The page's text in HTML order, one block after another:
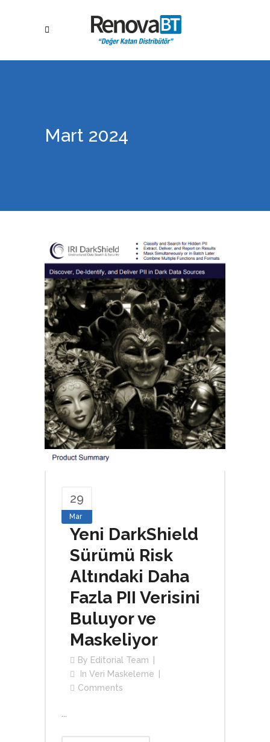
Mart 2024
29
Mar
Yeni DarkShield
Sürümü Risk
Altındaki Daha
Fazla PII Verisini
Buluyor ve
Maskeliyor
By Editorial Team
In Veri Maskeleme
Comments
...